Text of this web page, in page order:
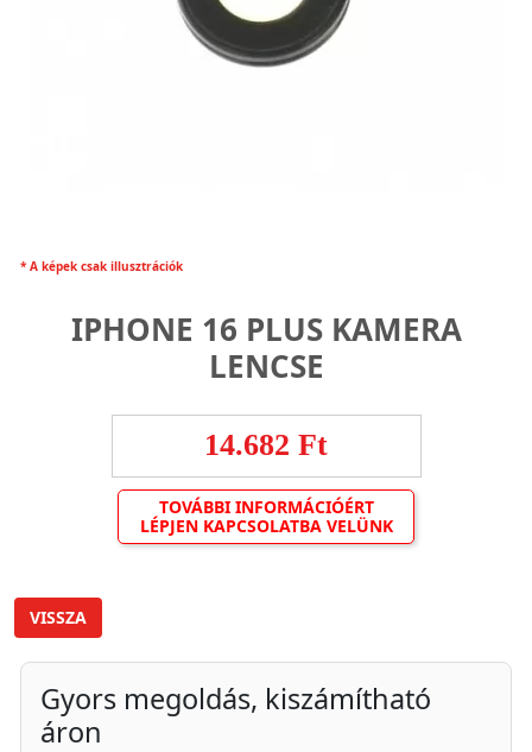
* A képek csak illusztrációk
IPHONE 16 PLUS KAMERA
LENCSE
14.682 Ft
TOVÁBBI INFORMÁCIÓÉRT
LÉPJEN KAPCSOLATBA VELÜNK
VISSZA
Gyors megoldás, kiszámítható
áron